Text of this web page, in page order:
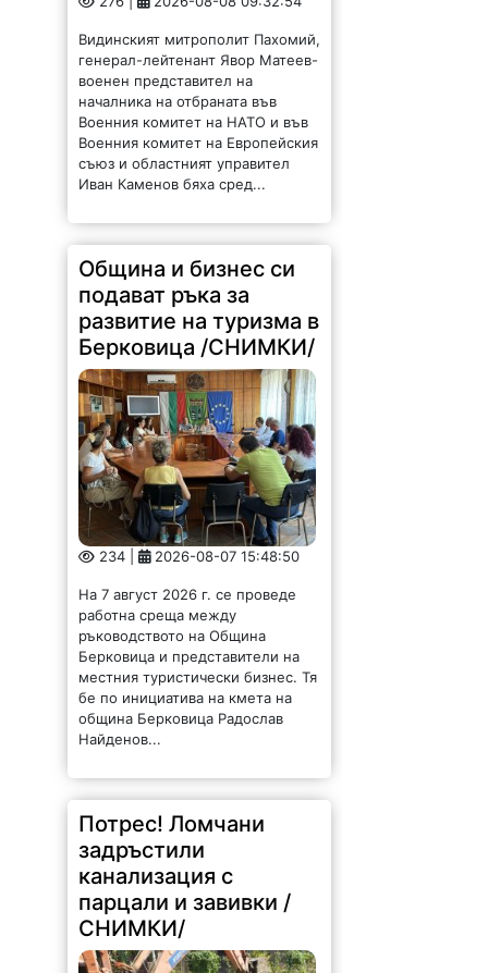
Видинският митрополит Пахомий,
генерал-лейтенант Явор Матеев-
военен представител на
началника на отбраната във
Военния комитет на НАТО и във
Военния комитет на Европейския
съюз и областният управител
Иван Каменов бяха сред...
Община и бизнес си
подават ръка за
развитие на туризма в
Берковица /СНИМКИ/
234 | 2026-08-07 15:48:50
На 7 август 2026 г. се проведе
работна среща между
ръководството на Община
Берковица и представители на
местния туристически бизнес. Тя
бе по инициатива на кмета на
община Берковица Радослав
Найденов...
Потрес! Ломчани
задръстили
канализация с
парцали и завивки /
СНИМКИ/